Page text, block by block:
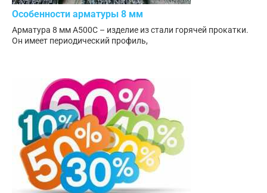
Особенности арматуры 8 мм
Арматура 8 мм А500С – изделие из стали горячей прокатки.
Он имеет периодический профиль,